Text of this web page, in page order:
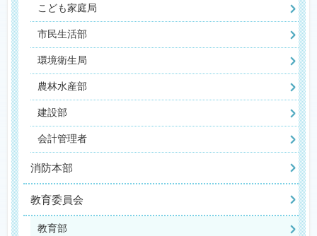
こども家庭局
市民生活部
環境衛生局
農林水産部
建設部
会計管理者
消防本部
教育委員会
教育部